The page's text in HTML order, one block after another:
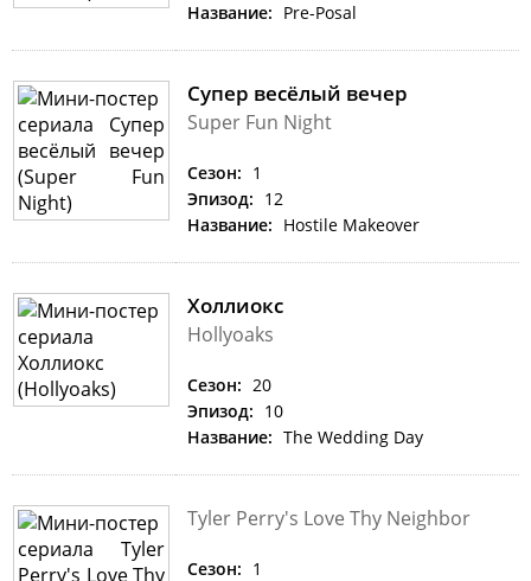
Название: Pre-Posal
Супер весёлый вечер
Super Fun Night
Сезон: 1
Эпизод: 12
Название: Hostile Makeover
Холлиокс
Hollyoaks
Сезон: 20
Эпизод: 10
Название: The Wedding Day
Tyler Perry's Love Thy Neighbor
Сезон: 1